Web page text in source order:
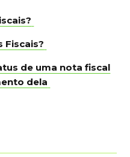
Fiscais?
de uma nota fiscal
dela